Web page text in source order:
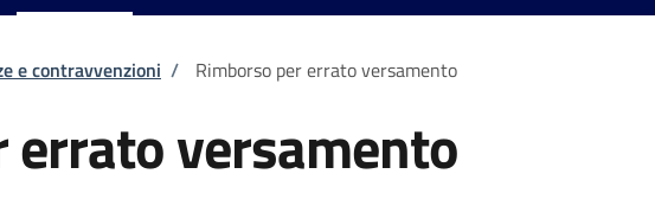
e contravvenzioni / Rimborso per errato versamento
errato versamento